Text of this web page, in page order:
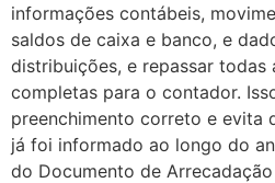
informações contábeis,
saldos de caixa e banco, e
distribuições, e repassar todas
completas para o contador.
preenchimento correto e evita
já foi informado ao longo do
do Documento de